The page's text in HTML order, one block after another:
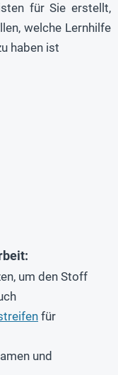
für Sie erstellt,
welche Lernhilfe
haben ist
um den Stoff
für
und